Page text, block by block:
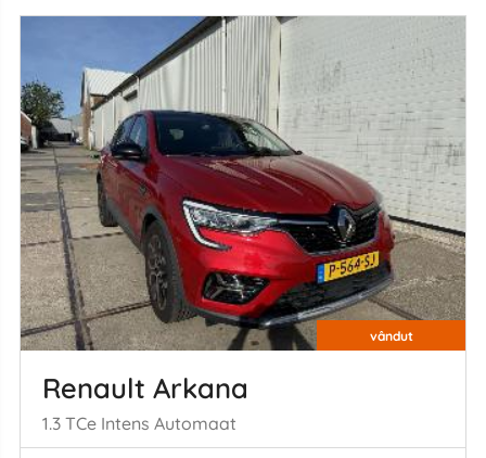
vândut
Renault Arkana
1.3 TCe Intens Automaat